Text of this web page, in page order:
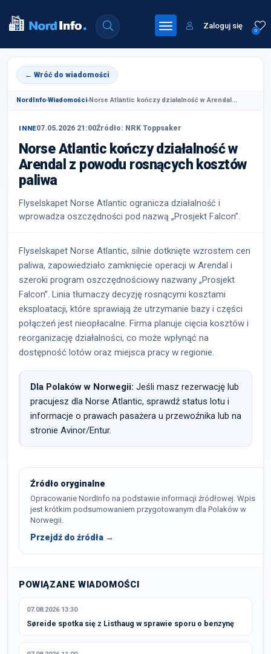
0
Zaloguj się
← Wróć do wiadomości
NordInfo›Wiadomości›Norse Atlantic kończy działalność w Arendal...
INNE07.05.2026 21:00Źródło: NRK Toppsaker
Norse Atlantic kończy działalność w
Arendal z powodu rosnących kosztów
paliwa
Flyselskapet Norse Atlantic ogranicza działalność i
wprowadza oszczędności pod nazwą „Prosjekt Falcon”.
Flyselskapet Norse Atlantic, silnie dotknięte wzrostem cen
paliwa, zapowiedziało zamknięcie operacji w Arendal i
szeroki program oszczędnościowy nazwany „Prosjekt
Falcon”. Linia tłumaczy decyzję rosnącymi kosztami
eksploatacji, które sprawiają że utrzymanie bazy i części
połączeń jest nieopłacalne. Firma planuje cięcia kosztów i
reorganizację działalności, co może wpłynąć na
dostępność lotów oraz miejsca pracy w regionie.
Dla Polaków w Norwegii: Jeśli masz rezerwację lub
pracujesz dla Norse Atlantic, sprawdź status lotu i
informacje o prawach pasażera u przewoźnika lub na
stronie Avinor/Entur.
Źródło oryginalne
Opracowanie NordInfo na podstawie informacji źródłowej. Wpis
jest krótkim podsumowaniem przygotowanym dla Polaków w
Norwegii.
Przejdź do źródła →
POWIĄZANE WIADOMOŚCI
07.08.2026 13:30
Søreide spotka się z Listhaug w sprawie sporu o benzynę